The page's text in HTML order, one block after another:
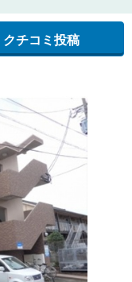
クチコミ投稿